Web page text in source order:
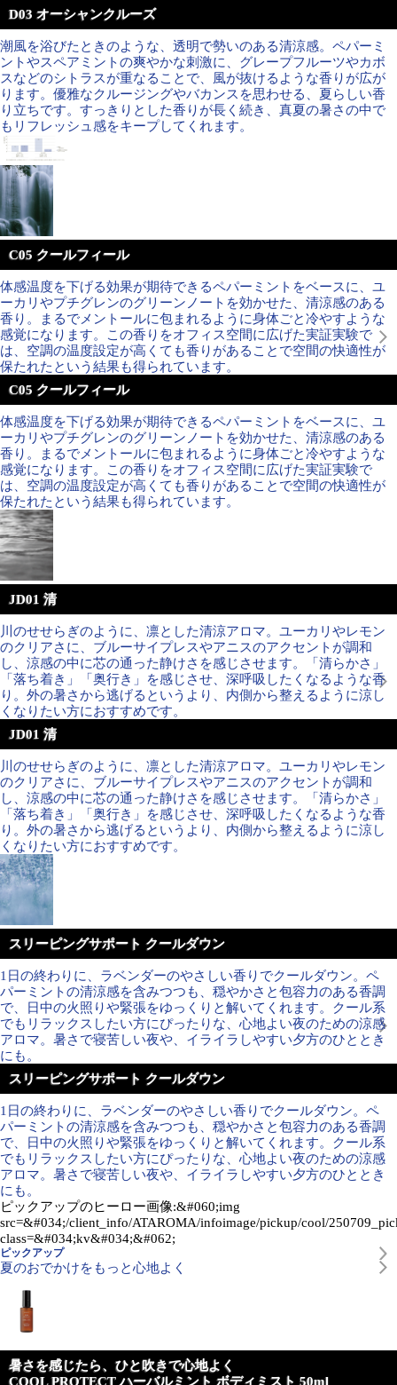
D03 オーシャンクルーズ
潮風を浴びたときのような、透明で勢いのある清涼感。ペパーミ
ントやスペアミントの爽やかな刺激に、グレープフルーツやカボ
スなどのシトラスが重なることで、風が抜けるような香りが広が
ります。優雅なクルージングやバカンスを思わせる、夏らしい香
り立ちです。すっきりとした香りが長く続き、真夏の暑さの中で
もリフレッシュ感をキープしてくれます。
C05 クールフィール
体感温度を下げる効果が期待できるペパーミントをベースに、ユ
ーカリやプチグレンのグリーンノートを効かせた、清涼感のある
香り。まるでメントールに包まれるように身体ごと冷やすような
感覚になります。この香りをオフィス空間に広げた実証実験で
は、空調の温度設定が高くても香りがあることで空間の快適性が
保たれたという結果も得られています。
C05 クールフィール
体感温度を下げる効果が期待できるペパーミントをベースに、ユ
ーカリやプチグレンのグリーンノートを効かせた、清涼感のある
香り。まるでメントールに包まれるように身体ごと冷やすような
感覚になります。この香りをオフィス空間に広げた実証実験で
は、空調の温度設定が高くても香りがあることで空間の快適性が
保たれたという結果も得られています。
JD01 清
川のせせらぎのように、凛とした清涼アロマ。ユーカリやレモン
のクリアさに、ブルーサイプレスやアニスのアクセントが調和
し、涼感の中に芯の通った静けさを感じさせます。「清らかさ」
「落ち着き」「奥行き」を感じさせ、深呼吸したくなるような香
り。外の暑さから逃げるというより、内側から整えるように涼し
くなりたい方におすすめです。
JD01 清
川のせせらぎのように、凛とした清涼アロマ。ユーカリやレモン
のクリアさに、ブルーサイプレスやアニスのアクセントが調和
し、涼感の中に芯の通った静けさを感じさせます。「清らかさ」
「落ち着き」「奥行き」を感じさせ、深呼吸したくなるような香
り。外の暑さから逃げるというより、内側から整えるように涼し
くなりたい方におすすめです。
スリーピングサポート クールダウン
1日の終わりに、ラベンダーのやさしい香りでクールダウン。ペ
パーミントの清涼感を含みつつも、穏やかさと包容力のある香調
で、日中の火照りや緊張をゆっくりと解いてくれます。クール系
でもリラックスしたい方にぴったりな、心地よい夜のための涼感
アロマ。暑さで寝苦しい夜や、イライラしやすい夕方のひととき
にも。
スリーピングサポート クールダウン
1日の終わりに、ラベンダーのやさしい香りでクールダウン。ペ
パーミントの清涼感を含みつつも、穏やかさと包容力のある香調
で、日中の火照りや緊張をゆっくりと解いてくれます。クール系
でもリラックスしたい方にぴったりな、心地よい夜のための涼感
アロマ。暑さで寝苦しい夜や、イライラしやすい夕方のひととき
にも。
ピックアップのヒーロー画像:&#060;img
src=&#034;/client_info/ATAROMA/infoimage/pickup/cool/
class=&#034;kv&#034;&#062;
ピックアップ
夏のおでかけをもっと心地よく
暑さを感じたら、ひと吹きで心地よく
COOL PROTECT ハーバルミント ボディミスト 50ml